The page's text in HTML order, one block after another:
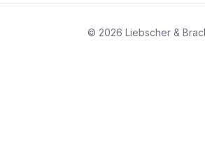
© 2026 Liebscher &